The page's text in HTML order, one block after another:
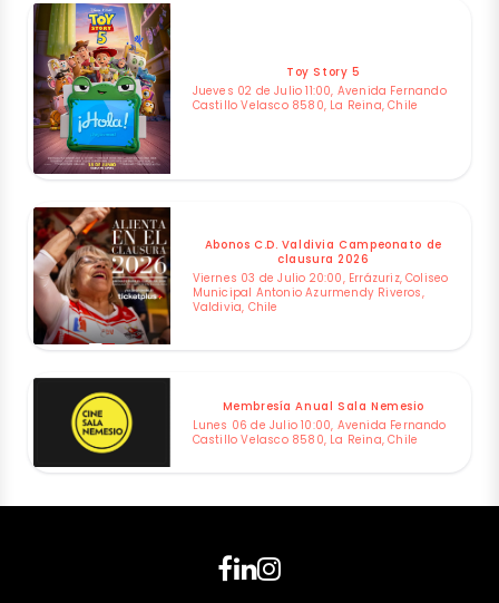
Toy Story 5
Jueves 02 de Julio 11:00, Avenida Fernando
Castillo Velasco 8580, La Reina, Chile
Abonos C.D. Valdivia Campeonato de
clausura 2026
Viernes 03 de Julio 20:00, Errázuriz, Coliseo
Municipal Antonio Azurmendy Riveros,
Valdivia, Chile
Membresía Anual Sala Nemesio
Lunes 06 de Julio 10:00, Avenida Fernando
Castillo Velasco 8580, La Reina, Chile